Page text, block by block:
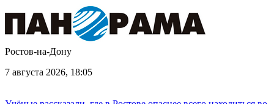
Ростов-на-Дону
7 августа 2026, 18:05